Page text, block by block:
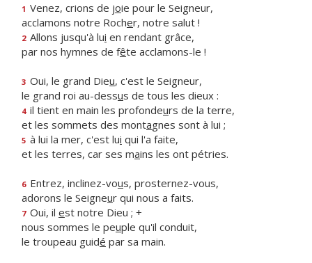
1 Venez, crions de joie pour le Seigneur,
acclamons notre Rocher, notre salut !
2 Allons jusqu'à lui en rendant grâce,
par nos hymnes de fête acclamons-le !
3 Oui, le grand Dieu, c'est le Seigneur,
le grand roi au-dessus de tous les dieux :
4 il tient en main les profondeurs de la terre,
et les sommets des montagnes sont à lui ;
5 à lui la mer, c'est lui qui l'a faite,
et les terres, car ses mains les ont pétries.
6 Entrez, inclinez-vous, prosternez-vous,
adorons le Seigneur qui nous a faits.
7 Oui, il est notre Dieu ; +
nous sommes le peuple qu'il conduit,
le troupeau guidé par sa main.